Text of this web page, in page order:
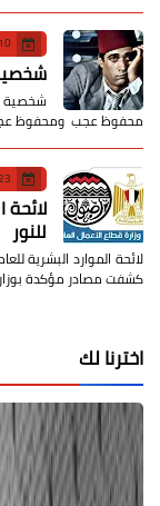
10 يونيو 2021
شخصية
محفوظ عجب ومحفوظ عجب
23
لائحة
للنور
لائحة الموارد البشرية
كشفت مصادر مؤكدة
اخترنا لك